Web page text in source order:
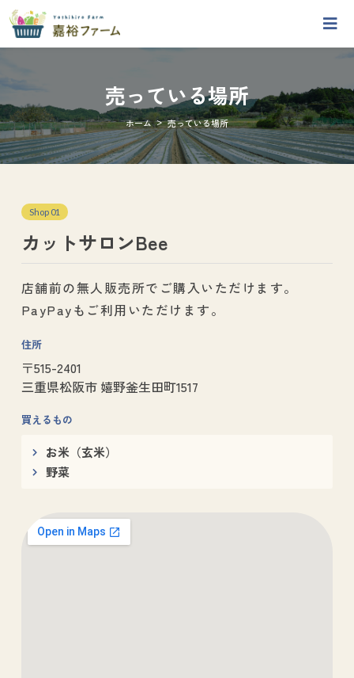
売っている場所
ホーム > 売っている場所
Shop 01
カットサロンBee
店舗前の無人販売所でご購入いただけます。
PayPayもご利用いただけます。
住所
〒515-2401
三重県松阪市 嬉野釜生田町1517
買えるもの
お米（玄米）
野菜